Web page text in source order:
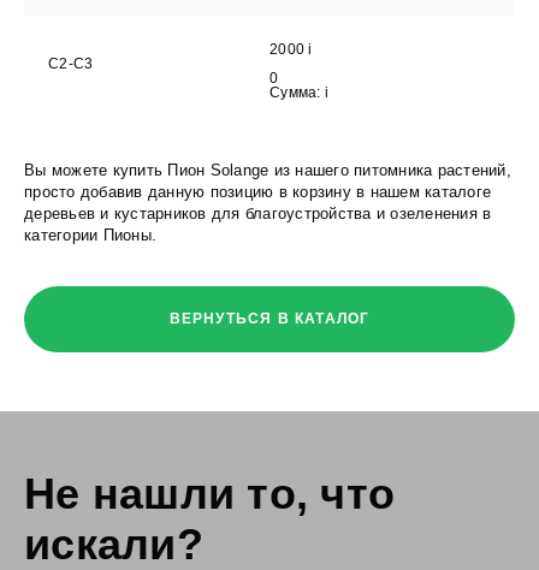
С2-С3
2000i
0
Сумма: i
Вы можете купить Пион Solange из нашего питомника растений,
просто добавив данную позицию в корзину в нашем каталоге
деревьев и кустарников для благоустройства и озеленения в
категории Пионы.
ВЕРНУТЬСЯ В КАТАЛОГ
Не нашли то, что
искали?